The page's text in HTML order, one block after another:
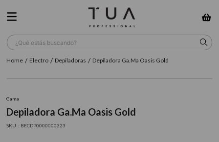
¿Qué estás buscando?
Electro Depiladoras Depiladora Ga.Ma Oasis Gold
Gama
Depiladora Ga.Ma Oasis Gold
: BECDP0000000323
TÉRMINOS MÁS BUSCADOS